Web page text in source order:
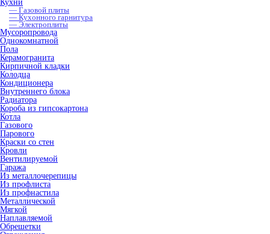
Кухни
— Газовой плиты
— Кухонного гарнитура
— Электроплиты
Мусоропровода
Однокомнатной
Пола
Керамогранита
Кирпичной кладки
Колодца
Кондиционера
Внутреннего блока
Радиатора
Короба из гипсокартона
Котла
Газового
Парового
Краски со стен
Кровли
Вентилируемой
Гаража
Из металлочерепицы
Из профлиста
Из профнастила
Металлической
Мягкой
Наплавляемой
Обрешетки